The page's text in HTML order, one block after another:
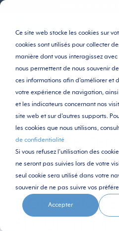
Ce site web stocke les cookies sur
cookies sont utilisés pour collecter
manière dont vous interagissez
nous permettent de nous souvenir
ces informations afin d'améliorer et
votre expérience de navigation,
et les indicateurs concernant nos
site web et sur d'autres supports.
les cookies que nous utilisons,
de confidentialité
Si vous refusez l'utilisation des
ne seront pas suivies lors de votre
seul cookie sera utilisé dans votre
souvenir de ne pas suivre vos
Accepter
LANCEMENT
SERVICES